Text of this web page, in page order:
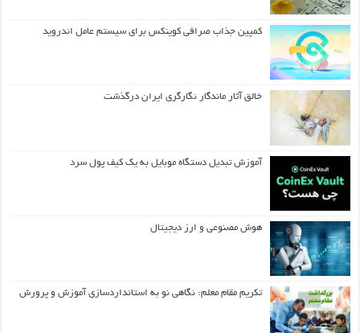
کمپین جذاب صرافی کوینکس برای سیستم عامل اندروید
خالق آثار ماندگار نگارگری ایران درگذشت
آموزش تبدیل دستگاه موبایل به یک کیف‌ پول سرد
هوش مصنوعی و ارز دیجیتال
تکریم مقام معلم: نگاهی نو به استانداردسازی آموزش و پرورش